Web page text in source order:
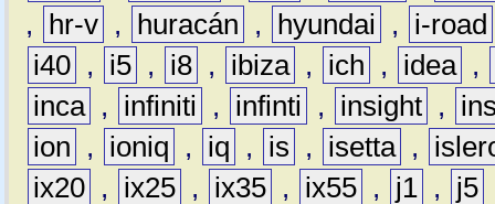
,
hr-v , huracán , hyundai ,
i-road
i40 , i5 , i8 , ibiza , ich , idea ,
inca , infiniti , infinti , insight ,
ion
, ioniq , iq , is , isetta ,
ix20 , ix25 , ix35 , ix55 , j1 , j5